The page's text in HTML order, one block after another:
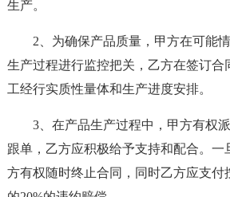
生产。
2、为确保产品质量，甲方在可能
生产过程进行监控把关，乙方在签订合
工经行实质性量体和生产进度安排。
3、在产品生产过程中，甲方有权
跟单，乙方应积极给予支持和配合。一
方有权随时终止合同，同时乙方应支付